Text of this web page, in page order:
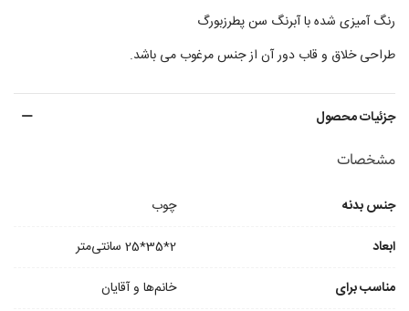
رنگ آمیزی شده با آبرنگ سن پطرزبورگ
طراحی خلاق و قاب دور آن از جنس مرغوب می باشد.
جزئیات محصول
مشخصات
جنس بدنه
چوب
ابعاد
2*35*25 سانتی‌متر
مناسب برای
خانم‌ها و آقایان